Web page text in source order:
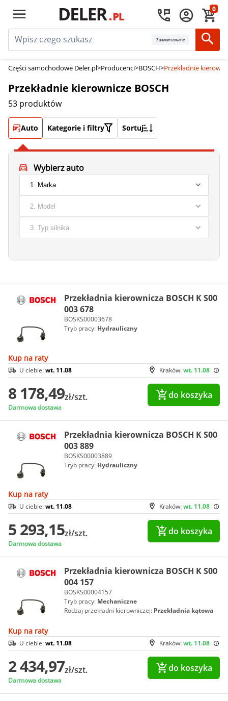
0
Zaawansowane
Części samochodowe Deler.pl>Producenci>BOSCH>Przekładnie
Przekładnie kierownicze BOSCH
53 produktów
Auto Kategorie i filtry Sortuj
Wybierz auto
Przekładnia kierownicza BOSCH K S00
003 678
BOSKS00003678
Tryb pracy: Hydrauliczny
Kup na raty
Kraków:wt. 11.08
U ciebie:wt. 11.08
8 178,49zł/szt.
Darmowa dostawa
do koszyka
Przekładnia kierownicza BOSCH K S00
003 889
BOSKS00003889
Tryb pracy: Hydrauliczny
Kup na raty
Kraków:wt. 11.08
U ciebie:wt. 11.08
5 293,15zł/szt.
Darmowa dostawa
do koszyka
Przekładnia kierownicza BOSCH K S00
004 157
BOSKS00004157
Tryb pracy: Mechaniczne
Rodzaj przekładni kierowniczej: Przekładnia kątowa
Kup na raty
Kraków:wt. 11.08
U ciebie:wt. 11.08
2 434,97zł/szt.
Darmowa dostawa
do koszyka